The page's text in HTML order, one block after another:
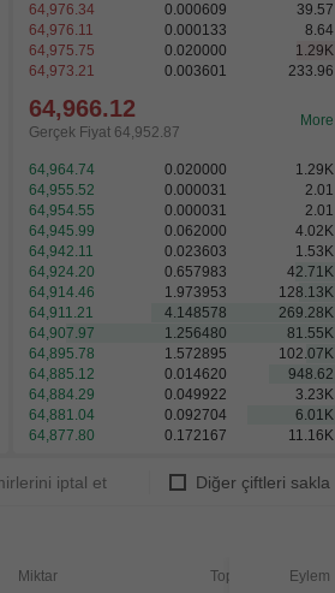
64,976.34
0.000609
39.57
64,976.11
0.000133
8.64
64,975.75
0.020000 1.29 K
64,973.21
0.003601 233.96
64,966.12
Gerçek Fiyat 64,952.88
More
64,964.74 0.020000 1.29 K
64,955.52
0.000031
2.01
64,954.55
0.000031
2.01
64,945.99
0.062000 4.02 K
64,942.11
0.023603 1.53 K
64,924.20
0.657983 42.71 K
64,914.46
1.973953 128.13 K
64,911.21
4.148578 269.28 K
64,907.97
1.256480 81.55 K
64,895.78
1.572895 102.07 K
64,885.12
0.014620
948.62
64,884.29
0.049922 3.23 K
64,881.04
0.092704 6.01 K
64,877.80
0.172167 11.16 K
iptal et Diğer çiftleri sakla
Miktar Toplam Eylem